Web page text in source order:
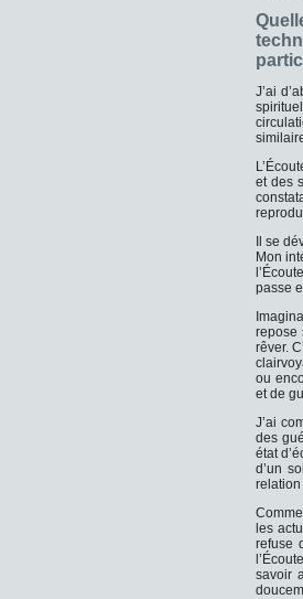
J’ai
et des
Il se
Mon
passe
repose
rêver.
ou
et de
J’ai
des
état
d’un
relation
les
refuse
savoir